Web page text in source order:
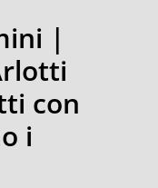
|
con
i